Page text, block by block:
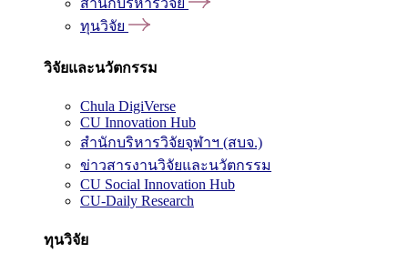
ทุนวิจัย
วิจัยและนวัตกรรม
Chula DigiVerse
CU Innovation Hub
สำนักบริหารวิจัยจุฬาฯ (สบจ.)
ข่าวสารงานวิจัยและนวัตกรรม
CU Social Innovation Hub
CU-Daily Research
ทุนวิจัย